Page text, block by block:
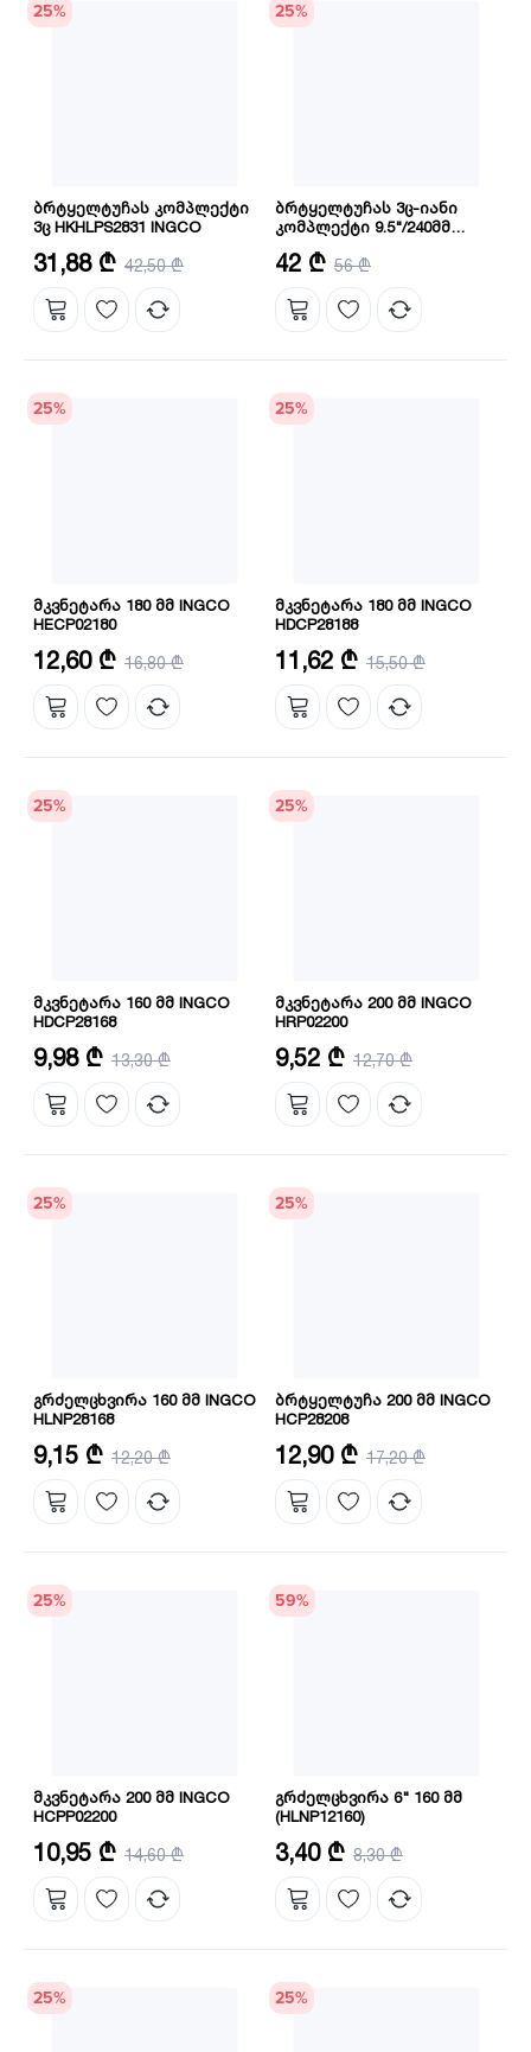
25%
ბრტყელტუჩას კომპლექტი
3ც HKHLPS2831 INGCO
სიგრძე: 160,180,200 მმ
რაოდენობა: 3
31,88 ₾ 42,50 ₾
25%
ბრტყელტუჩას 3ც-იანი
კომპლექტი 9.5"/240მმ
HKHLPS2832
მასალა: CRV
სიგრძე: 180,200,240 მმ
42 ₾ 56 ₾
25%
მკვნეტარა 180 მმ INGCO
HECP02180
ზომა: 7"/180 მმ
მასალა: CRV
12,60 ₾ 16,80 ₾
25%
მკვნეტარა 180 მმ INGCO
HDCP28188
ზომა: 7"/180 მმ
მასალა: CRV
11,62 ₾ 15,50 ₾
25%
მკვნეტარა 160 მმ INGCO
HDCP28168
ზომა: 6"/160 მმ
მასალა: CRV
9,98 ₾ 13,30 ₾
25%
მკვნეტარა 200 მმ INGCO
HRP02200
ზომა: 8"/200 მმ
მასალა: CRV
9,52 ₾ 12,70 ₾
25%
გრძელცხვირა 160 მმ INGCO
HLNP28168
ზომა: 6"/160 მმ
მასალა: CRV
9,15 ₾ 12,20 ₾
25%
ბრტყელტუჩა 200 მმ INGCO
HCP28208
ზომა: 8"/200 მმ
12,90 ₾ 17,20 ₾
25%
მკვნეტარა 200 მმ INGCO
HCPP02200
ზომა: 8"/200 მმ
მასალა: CRV
10,95 ₾ 14,60 ₾
59%
გრძელცხვირა 6" 160 მმ
(HLNP12160)
ზომა: 6"
3,40 ₾ 8,30 ₾
25% 25%